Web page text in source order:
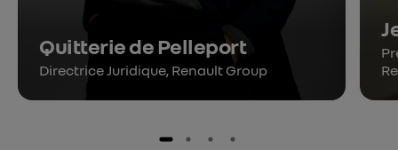
Quitterie de Pelleport
Directrice Juridique, Renault Group